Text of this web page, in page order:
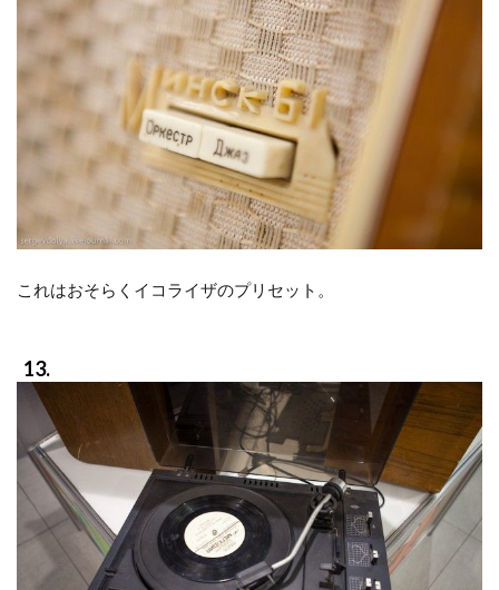
これはおそらくイコライザのプリセット。
13.